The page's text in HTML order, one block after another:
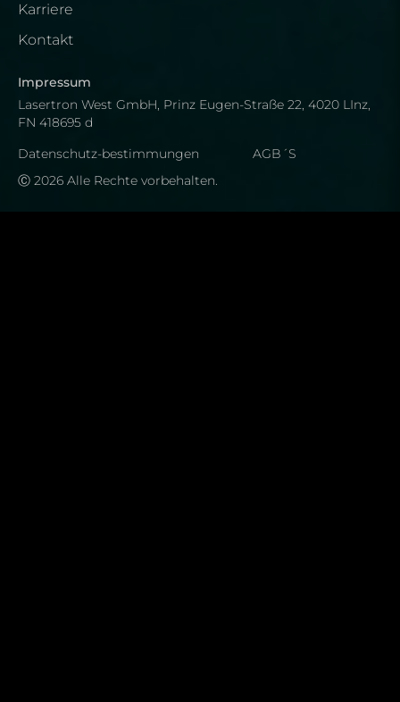
Karriere
Kontakt
Impressum
Lasertron West GmbH, Prinz Eugen-Straße 22, 4020 LInz,
FN 418695 d
Datenschutz-bestimmungen
AGB´S
Ⓒ 2026 Alle Rechte vorbehalten.